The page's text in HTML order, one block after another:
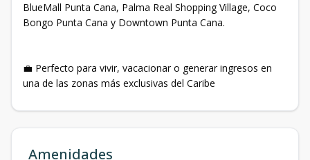
BlueMall Punta Cana, Palma Real Shopping Village, Coco
Bongo Punta Cana y Downtown Punta Cana.
💼 Perfecto para vivir, vacacionar o generar ingresos en
una de las zonas más exclusivas del Caribe
Amenidades